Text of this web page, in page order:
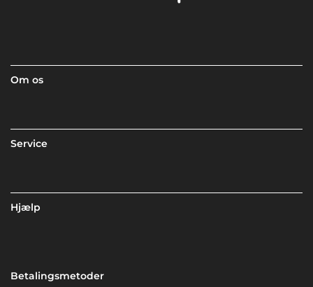
Om os
Service
Hjælp
Betalingsmetoder